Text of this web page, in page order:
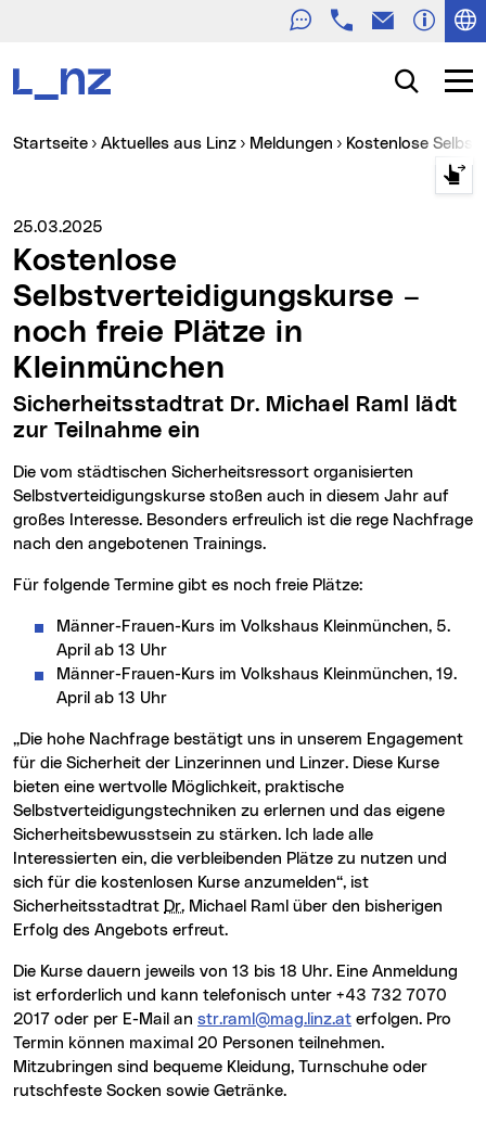
TelefonE-Mail
Suche
Sie sind hier:
Startseite Aktuelles aus Linz Meldungen Kostenlose
Medienservice vom:
25.03.2025
Kostenlose
Selbstverteidigungskurse –
noch freie Plätze in
Kleinmünchen
Sicherheitsstadtrat Dr. Michael Raml lädt
zur Teilnahme ein
Die vom städtischen Sicherheitsressort organisierten
Selbstverteidigungskurse stoßen auch in diesem Jahr auf
großes Interesse. Besonders erfreulich ist die rege Nachfrage
nach den angebotenen Trainings.
Für folgende Termine gibt es noch freie Plätze:
Männer-Frauen-Kurs im Volkshaus Kleinmünchen, 5.
April ab 13 Uhr
Männer-Frauen-Kurs im Volkshaus Kleinmünchen, 19.
April ab 13 Uhr
„Die hohe Nachfrage bestätigt uns in unserem Engagement
für die Sicherheit der Linzerinnen und Linzer. Diese Kurse
bieten eine wertvolle Möglichkeit, praktische
Selbstverteidigungstechniken zu erlernen und das eigene
Sicherheitsbewusstsein zu stärken. Ich lade alle
Interessierten ein, die verbleibenden Plätze zu nutzen und
sich für die kostenlosen Kurse anzumelden“, ist
Sicherheitsstadtrat Dr. Michael Raml über den bisherigen
Erfolg des Angebots erfreut.
Die Kurse dauern jeweils von 13 bis 18 Uhr. Eine Anmeldung
ist erforderlich und kann telefonisch unter +43 732 7070
2017 oder per E-Mail an str.raml@mag.linz.at erfolgen. Pro
Termin können maximal 20 Personen teilnehmen.
Mitzubringen sind bequeme Kleidung, Turnschuhe oder
rutschfeste Socken sowie Getränke.